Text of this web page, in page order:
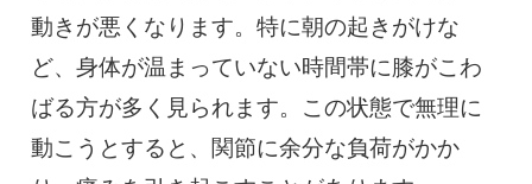
動きが悪くなります。特に朝の起きがけな
ど、身体が温まっていない時間帯に膝がこわ
ばる方が多く見られます。この状態で無理に
動こうとすると、関節に余分な負荷がかか